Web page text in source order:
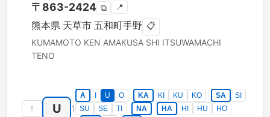
〒 863-2424 ⧉ 📍
熊本県 天草市 五和町手野 📋
KUMAMOTO KEN AMAKUSA SHI ITSUWAMACHI
TENO
↑ U 1
A U O KA KI KU KO SA
SI
SU
SE TI NA HA HI HU
HO